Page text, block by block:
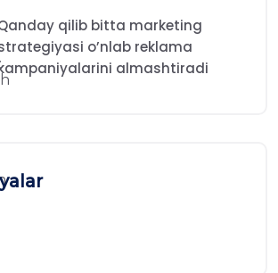
qilib bitta marketing
o’nlab reklama
almashtiradi